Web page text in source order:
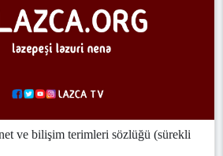
ve bilişim terimleri sözlüğü (sürekli